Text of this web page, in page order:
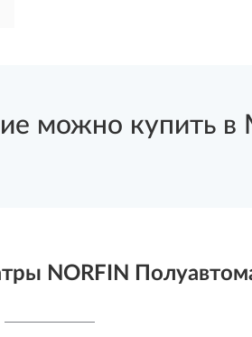
можно купить в
NORFIN